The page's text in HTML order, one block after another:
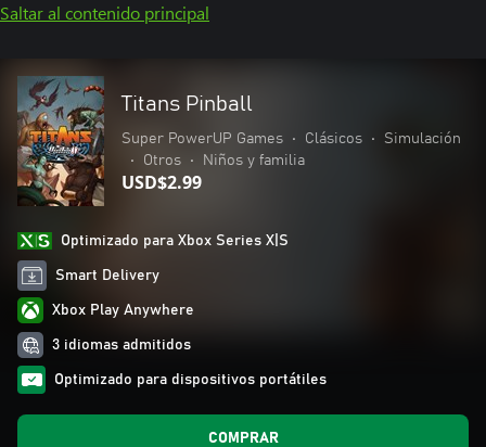
Saltar al contenido principal
Titans Pinball
Super PowerUP Games • Clásicos •
Simulación
•
Otros • Niños y familia
USD$2.99
Optimizado para Xbox Series X|S
Smart Delivery
Xbox Play Anywhere
3 idiomas admitidos
Optimizado para dispositivos portátiles
COMPRAR